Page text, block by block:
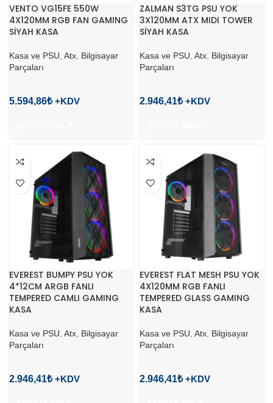
VENTO VG15FE 550W
4X120MM RGB FAN GAMING
SİYAH KASA
Kasa ve PSU Atx Bilgisayar
Parçaları
5.594,86₺
ZALMAN S3TG PSU YOK
3X120MM ATX MIDI TOWER
SİYAH KASA
Kasa ve PSU Atx Bilgisayar
Parçaları
2.946,41₺
EVEREST BUMPY PSU YOK
4*12CM ARGB FANLI
TEMPERED CAMLI GAMING
KASA
Kasa ve PSU Atx Bilgisayar
Parçaları
2.946,41₺
EVEREST FLAT MESH PSU YOK
4X120MM RGB FANLI
TEMPERED GLASS GAMING
KASA
Kasa ve PSU Atx Bilgisayar
Parçaları
2.946,41₺